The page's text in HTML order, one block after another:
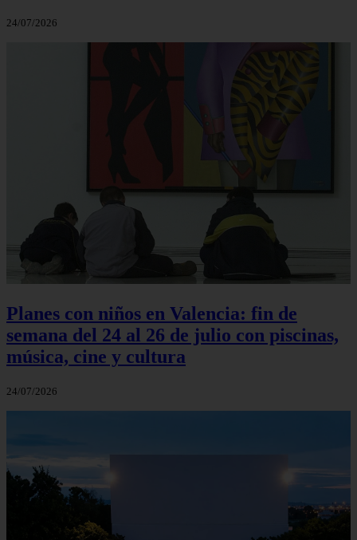
24/07/2026
Planes con niños en Valencia: fin de
semana del 24 al 26 de julio con piscinas,
música, cine y cultura
24/07/2026